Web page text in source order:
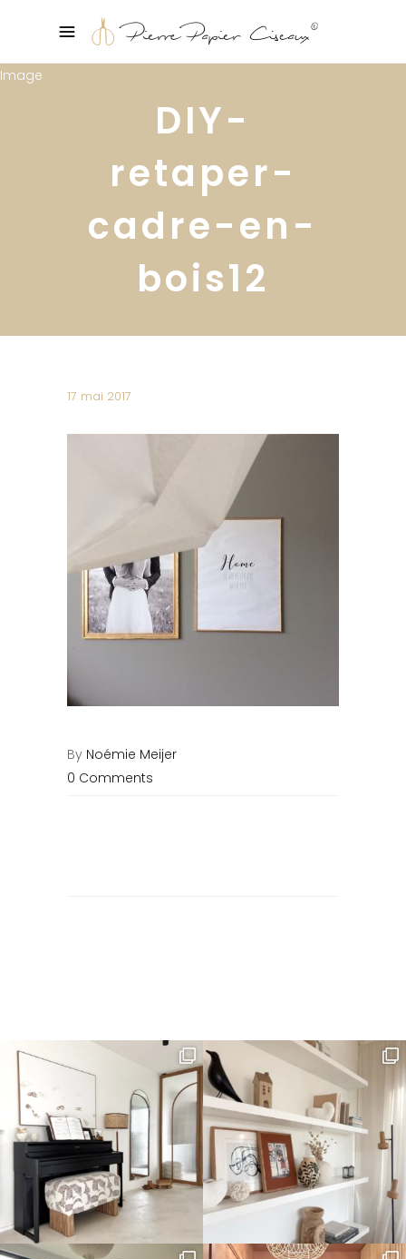
DIY-
retaper-
cadre-en-
bois12
17 mai 2017
By Noémie Meijer
0 Comments